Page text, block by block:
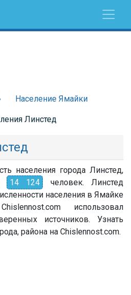
Население Ямайки
Линстед
населения города Линстед,
14 124
человек. Линстед
населения в Ямайке
использовал
источников. Узнать
района на Chislennost.com.